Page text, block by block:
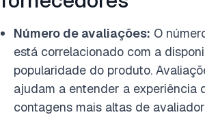
Número de avaliações: O
está correlacionado com a
popularidade do produto.
ajudam a entender a experiência
contagens mais altas de